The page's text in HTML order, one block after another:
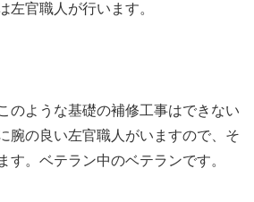
左官職人が行います。
のような基礎の補修工事はできない
腕の良い左官職人がいますので、そ
す。ベテラン中のベテランです。